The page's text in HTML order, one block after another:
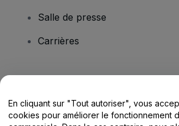
Salle de presse
Carrières
Centre d'assistance / Nous
En cliquant sur "Tout autoriser", vous
cookies pour améliorer le fonctionnement